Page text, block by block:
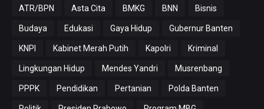
ATR/BPN Asta Cita BMKG BNN Bisnis
Budaya Edukasi Gaya Hidup Gubernur Banten
KNPI Kabinet Merah Putih Kapolri Kriminal
Lingkungan Hidup Mendes Yandri Musrenbang
PPPK Pendidikan Pertanian Polda Banten